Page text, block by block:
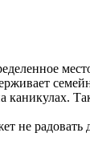
не радовать